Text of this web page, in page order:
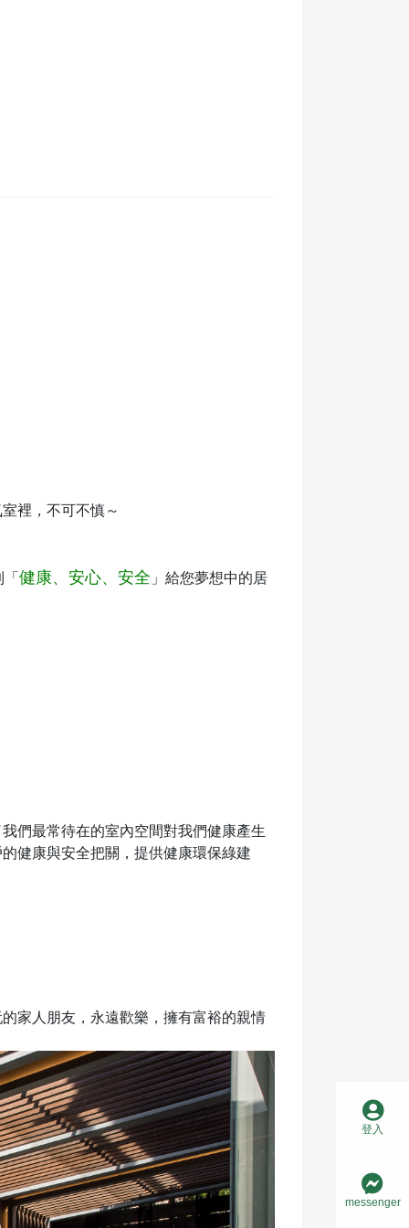
裡，不可不慎～
健康、安心、安全 」給您夢想中的居
們最常待在的室內空間對我們健康產生
健康與安全把關，提供健康環保綠建
家人朋友，永遠歡樂，擁有富裕的親情
登入
messenger